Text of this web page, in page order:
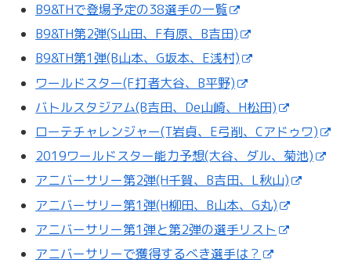
B9&THで登場予定の38選手の一覧
B9&TH第2弾(S山田、F有原、B吉田)
B9&TH第1弾(B山本、G坂本、E浅村)
ワールドスター(F打者大谷、B平野)
バトルスタジアム(B吉田、De山崎、H松田)
ローテチャレンジャー(T岩貞、E弓削、Cアドゥワ)
2019ワールドスター能力予想(大谷、ダル、菊池)
アニバーサリー第2弾(H千賀、B吉田、L秋山)
アニバーサリー第1弾(H柳田、B山本、G丸)
アニバーサリー第1弾と第2弾の選手リスト
アニバーサリーで獲得するべき選手は？